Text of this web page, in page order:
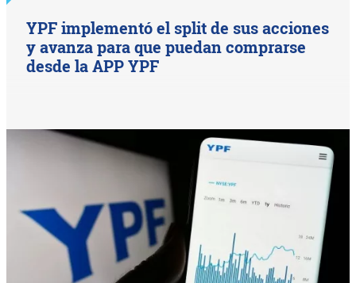
YPF implementó el split de sus acciones
y avanza para que puedan comprarse
desde la APP YPF